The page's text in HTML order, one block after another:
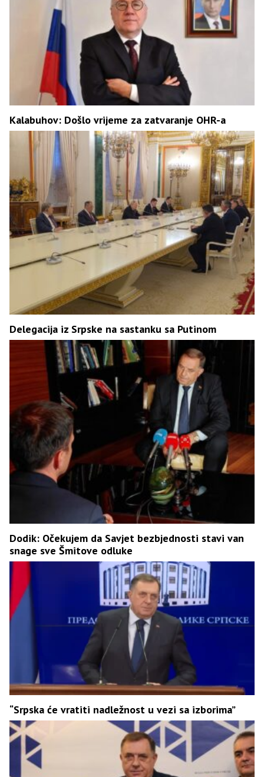
Kalabuhov: Došlo vrijeme za zatvaranje OHR-a
Delegacija iz Srpske na sastanku sa Putinom
Dodik: Očekujem da Savjet bezbjednosti stavi van
snage sve Šmitove odluke
“Srpska će vratiti nadležnost u vezi sa izborima”